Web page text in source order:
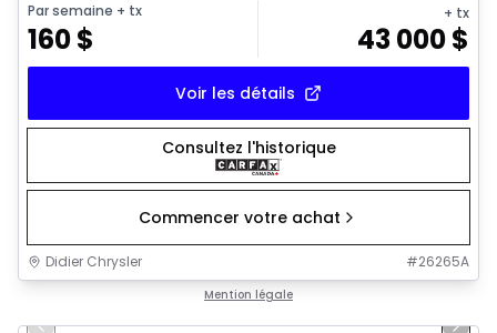
Par semaine + tx
160$
+ tx
43 000$
Voir les détails
Consultez l'historique
Commencer votre achat
Didier Chrysler #26265A
Mention légale